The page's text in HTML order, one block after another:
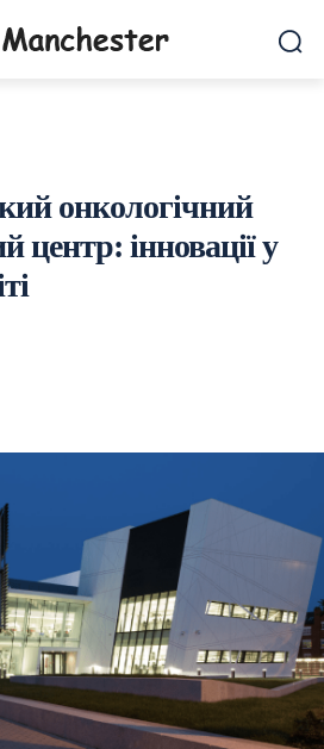
онкологічний
центр: інновації у